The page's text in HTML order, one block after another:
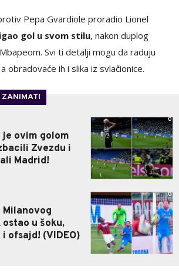
Pepa Gvardiole proradio Lionel
gol u svom stilu, nakon duplog
Svi ti detalji mogu da raduju
obradovaće ih i slika iz svlačionice.
ZANIMATI
ovim golom
Zvezdu i
Madrid!
0
u šoku,
ofsajd! (VIDEO)
0